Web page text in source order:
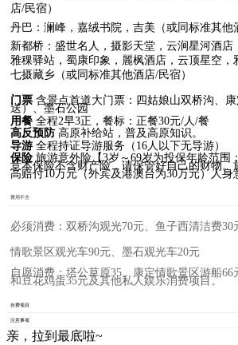
店/民宿）
丹巴：澜峰，嘉绒书院，吉美（或同标准其他
新都桥：盛世名人，摄影天堂，云涧星河酒店
雅稞驿站，蜀康印象，麗枫酒店，云顶星空，
七摄藏乡（或同标准其他酒店/民宿）
门票含景点首道大门票：四姑娘山双桥沟、
送）、墨石公园
用餐全程2早3正，餐标：正餐30元/人/餐
高反预防高原补给站，普及高原知识。
导游全程持证导游服务（16人以下无导游）
保险 旅游意外险【3岁～69岁为投保年龄范围
意本保险不含财产险，请保管好自己的财物。
高赔付10万元（外宾及港澳台为30万元）人身
费用不含
必须消费：双桥沟观光70元、鱼子西清洁费30
情歌景区观光车90元、墨石观光车20元
自愿消费：塔公草原35、康定情歌景区游船66
和豆花鸡蛋35元及其他私人娱乐消费项目。
自费项目
注意事项
亲，拉到最底啦~